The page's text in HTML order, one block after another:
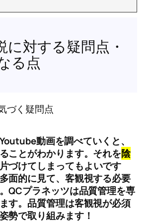
対する疑問点・
る点
づく疑問点
動画を調べていくと、
ことがわかります。それを陰
づけてしまってもよいです
面的に見て、客観視する必要
QCプラネッツは品質管理を専
す。品質管理は客観視が必須
勢で取り組みます！